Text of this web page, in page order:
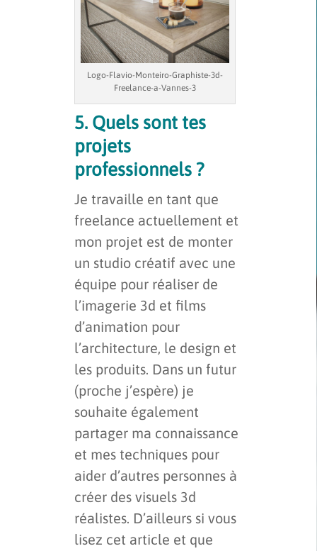
Logo-Flavio-Monteiro-Graphiste-3d-
Freelance-a-Vannes-3
5. Quels sont tes
projets
professionnels ?
Je travaille en tant que
freelance actuellement et
mon projet est de monter
un studio créatif avec une
équipe pour réaliser de
l’imagerie 3d et films
d’animation pour
l’architecture, le design et
les produits. Dans un futur
(proche j’espère) je
souhaite également
partager ma connaissance
et mes techniques pour
aider d’autres personnes à
créer des visuels 3d
réalistes. D’ailleurs si vous
lisez cet article et que